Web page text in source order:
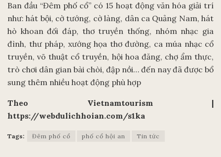
Ban đầu “Đêm phố cổ” có 15 hoạt động văn hóa giải trí
như: hát bội, cờ tướng, cờ làng, dân ca Quảng Nam, hát
hò khoan đối đáp, thơ truyền thống, nhóm nhạc gia
đình, thư pháp, xướng họa thơ đường, ca múa nhạc cổ
truyền, võ thuật cổ truyền, hội hoa đăng, chợ ẩm thực,
trò chơi dân gian bài chòi, đập nồi… đến nay đã được bổ
sung thêm nhiều hoạt động phù hợp
Theo Vietnamtourism |
https://webdulichhoian.com/s1ka
Tags: Đêm phố cổ phố cổ hội an Tin tức